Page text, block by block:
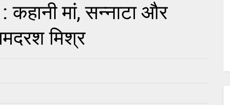
मां, सन्नाटा और
मिश्र